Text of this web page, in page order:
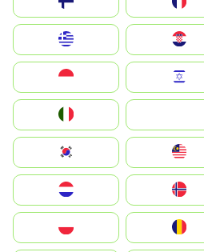
Magyarország
South Korea